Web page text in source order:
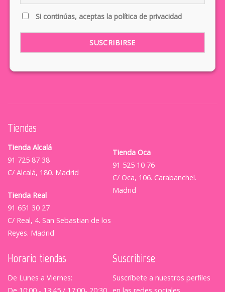
Si continúas, aceptas la política de privacidad
Tiendas
Tienda Alcalá
91 725 87 38
C/ Alcalá, 180. Madrid
Tienda Real
91 651 30 27
C/ Real, 4. San Sebastian de los
Reyes. Madrid
Tienda Oca
91 525 10 76
C/ Oca, 106. Carabanchel.
Madrid
Horario tiendas
De Lunes a Viernes:
Suscribirse
Suscríbete a nuestros perfiles